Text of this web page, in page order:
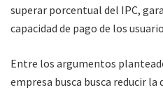
superar porcentual del IPC,
capacidad de pago de los
Entre los argumentos
empresa busca busca reducir la